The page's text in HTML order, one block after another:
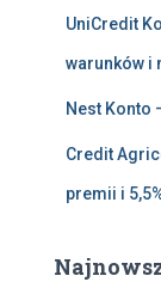
UniCredit
warunków i
Nest Konto
Credit
premii i